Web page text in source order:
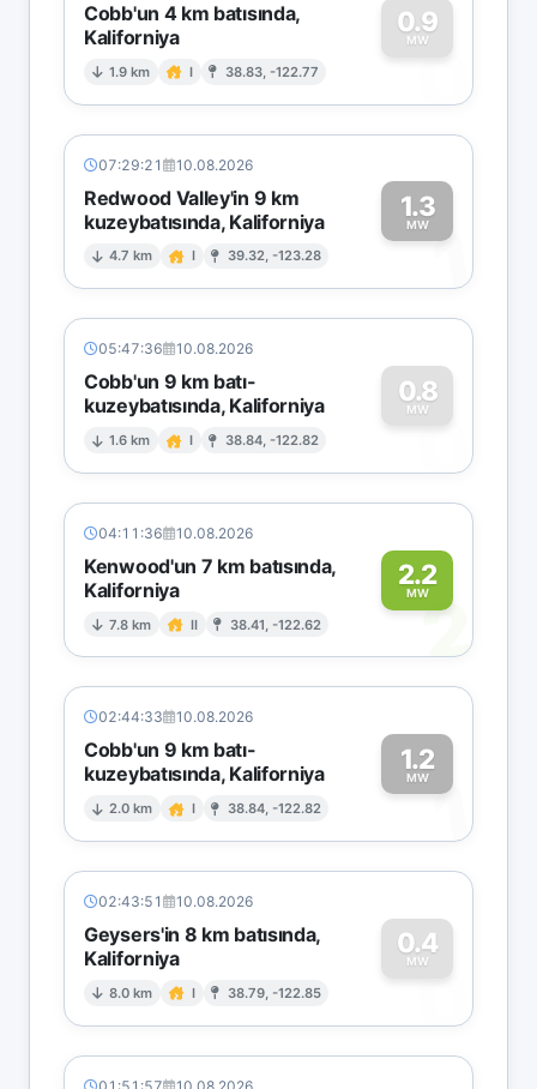
Cobb'un 4 km batısında,
Kaliforniya
1.9 km I 38.83, -122.77
0.9
MW
0
07:29:21 10.08.2026
Redwood Valley'in 9 km
kuzeybatısında, Kaliforniya
4.7 km I 39.32, -123.28
1.3
MW1
05:47:36 10.08.2026
Cobb'un 9 km batı-
kuzeybatısında, Kaliforniya
1.6 km I 38.84, -122.82
0.8
MW
0
04:11:36 10.08.2026
Kenwood'un 7 km batısında,
Kaliforniya
7.8 km II 38.41, -122.62
2.2
MW2
02:44:33 10.08.2026
Cobb'un 9 km batı-
kuzeybatısında, Kaliforniya
2.0 km I 38.84, -122.82
1.2
MW1
02:43:51 10.08.2026
Geysers'in 8 km batısında,
Kaliforniya
8.0 km I 38.79, -122.85
0.4
MW
0